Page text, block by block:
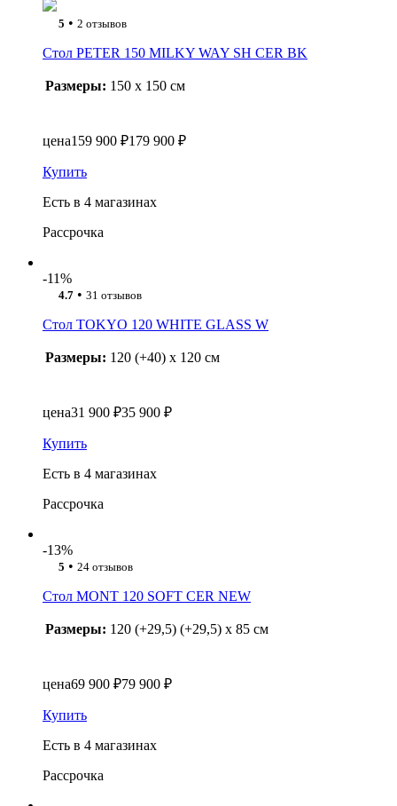
5 • 2 отзывов
Стол PETER 150 MILKY WAY SH CER BK
Размеры: 150 x 150 см
цена159 900 ₽179 900 ₽
Купить
Есть в 4 магазинах
Рассрочка
-11%
4.7 • 31 отзывов
Стол TOKYO 120 WHITE GLASS W
Размеры: 120 (+40) x 120 см
цена31 900 ₽35 900 ₽
Купить
Есть в 4 магазинах
Рассрочка
-13%
5 • 24 отзывов
Стол MONT 120 SOFT CER NEW
Размеры: 120 (+29,5) (+29,5) x 85 см
цена69 900 ₽79 900 ₽
Купить
Есть в 4 магазинах
Рассрочка